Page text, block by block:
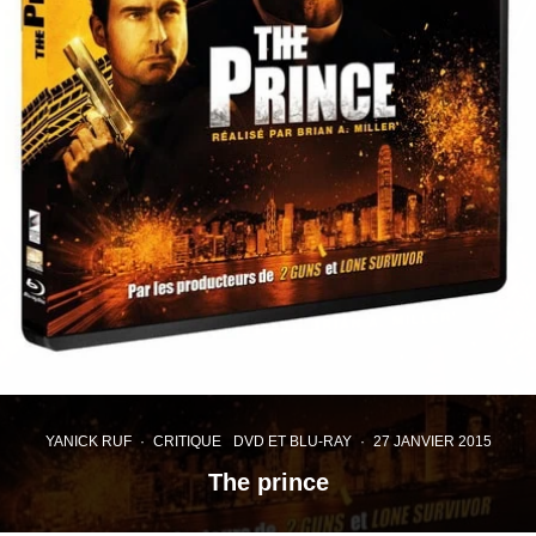
YANICK RUF · CRITIQUE DVD ET BLU-RAY · 27 JANVIER 2015
The prince